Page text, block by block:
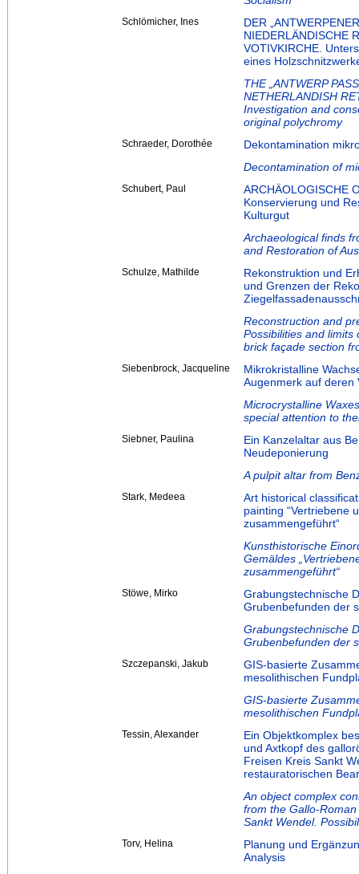
Schlömicher, Ines
DER
NIEDERLÄNDISCHE
VOTIVKIRCHE.
eines
THE „ANTWERP
NETHERLANDISH
Investigation and
original polychromy
Schraeder, Dorothée
Dekontamination
Decontamination of
Schubert, Paul
ARCHÄOLOGISCHE
Konservierung und
Kulturgut
Archaeological finds
and Restoration of
Schulze, Mathilde
Rekonstruktion und
und Grenzen der
Reconstruction and
Possibilities and
brick façade section
Siebenbrock, Jacqueline
Mikrokristalline
Augenmerk auf deren
Microcrystalline
special attention to
Siebner, Paulina
Ein Kanzelaltar aus
Neudeponierung
A pulpit altar from
Stark, Medeea
Art historical
painting “Vertriebene
zusammengeführt“
Kunsthistorische
Gemäldes
zusammengeführt“
Stöwe, Mirko
Grabungstechnische
Grubenbefunden der
Grabungstechnische
Grubenbefunden der
Szczepanski, Jakub
GIS-basierte
mesolithischen
GIS-basierte
mesolithischen
Tessin, Alexander
Ein Objektkomplex
und Axtkopf des
Freisen Kreis Sankt
restauratorischen
An object complex
from the Gallo-
Sankt Wendel.
Torv, Helina
Planung und
Analysis